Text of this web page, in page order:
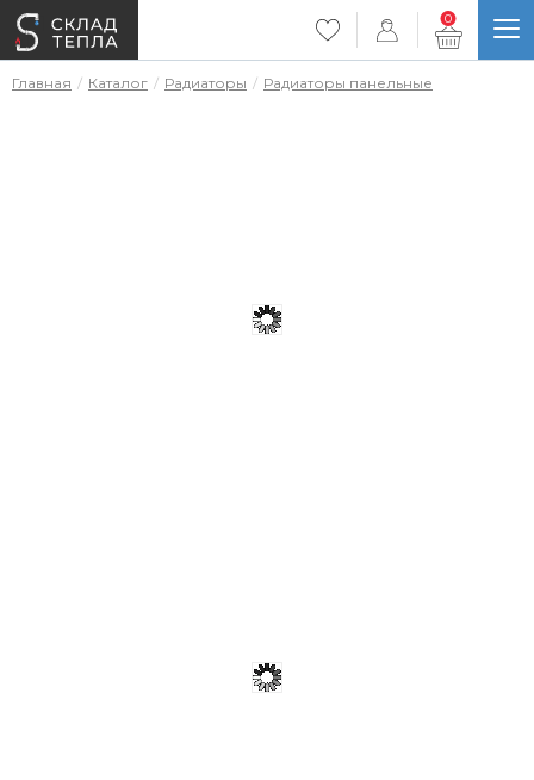
0
Главная Каталог Радиаторы Радиаторы панельные